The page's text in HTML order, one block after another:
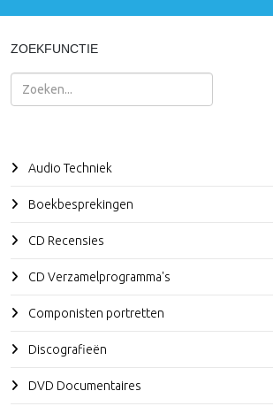
ZOEKFUNCTIE
Zoeken
Audio Techniek
Boekbesprekingen
CD Recensies
CD Verzamelprogramma's
Componisten portretten
Discografieën
DVD Documentaires